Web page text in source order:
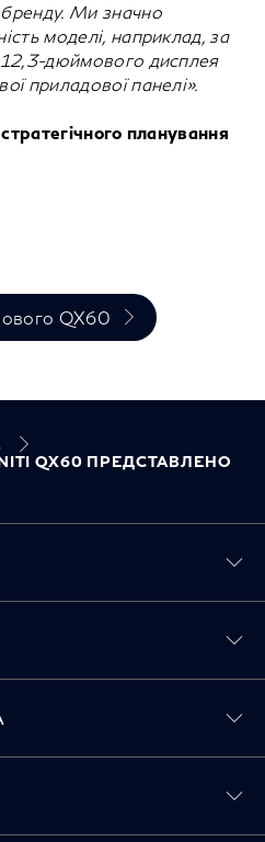
Ми значно
моделі, наприклад, за
12,3-дюймового дисплея
приладової панелі».
планування
QX60
QX60 ПРЕДСТАВЛЕНО